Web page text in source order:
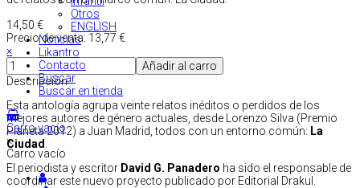
Otros
ENGLISH
Noticias
Likantro
Contacto
Buscar
Buscar en tienda
Carro vacío
×
Carro vacío
14,50 €
Precio de venta: 13,77 €
×
Descripción
Esta antología agrupa veinte relatos inéditos o perdidos de los
mejores autores de género actuales, desde Lorenzo Silva (Premio
Planeta 2012) a Juan Madrid, todos con un entorno común: La
Ciudad
El periodista y escritor David G. Panadero ha sido el responsable de
coordinar este nuevo proyecto publicado por Editorial Drakul.